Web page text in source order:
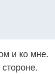
и ко мне.